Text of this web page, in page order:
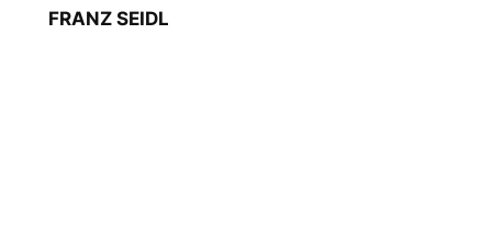
FRANZ SEIDL